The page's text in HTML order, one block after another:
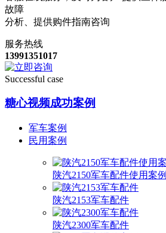
故障
分析、提供购件指南咨询
服务热线
13991351017
Successful case
糖心视频成功案例
军车案例
民用案例
陕汽2150军车配件使用案例
陕汽2153军车配件
陕汽2300军车配件